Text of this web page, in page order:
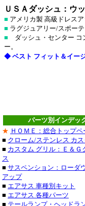
パーツ別インデッ
★ ＨＯＭＥ：総合トップペ
■ クローム/ステンレス カ
■ カスタム グリル：Ｅ＆Ｇ
ス
■ サスペンション：ローダ
アップ
■ エアサス 車種別キット
■ エアサス 各種パーツ
■ テールランプ・ヘッドラ
ＵＳＡダッシュ：ウ
■ アメリカ製 高級ドレス
■ ラグジュアリー/スポー
■ ダッシュ・センター コ
ー。
◆ ベスト フィット＆イー